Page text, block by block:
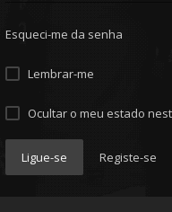
Esqueci-me da senha
Lembrar-me
Ocultar o meu estado
Ligue-se Registe-se